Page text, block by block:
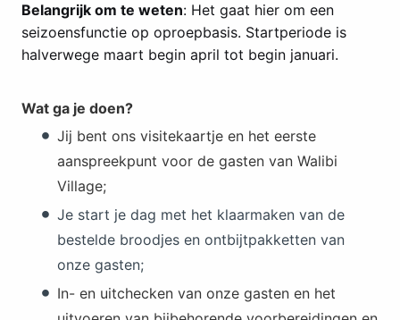
Belangrijk om te weten: Het gaat hier om een
seizoensfunctie op oproepbasis. Startperiode is
halverwege maart begin april tot begin januari.
Wat ga je doen?
Jij bent ons visitekaartje en het eerste
aanspreekpunt voor de gasten van Walibi
Village;
Je start je dag met het klaarmaken van de
bestelde broodjes en ontbijtpakketten van
onze gasten;
In- en uitchecken van onze gasten en het